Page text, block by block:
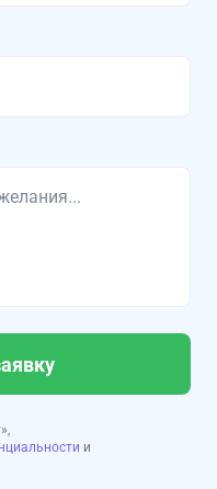
и